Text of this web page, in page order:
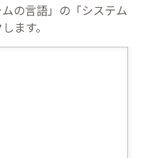
の言語」の「システム
ます。